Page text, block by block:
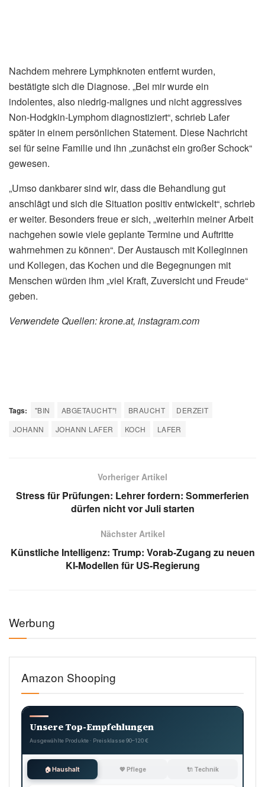
Nachdem mehrere Lymphknoten entfernt wurden,
bestätigte sich die Diagnose. „Bei mir wurde ein
indolentes, also niedrig-malignes und nicht aggressives
Non-Hodgkin-Lymphom diagnostiziert“, schrieb Lafer
später in einem persönlichen Statement. Diese Nachricht
sei für seine Familie und ihn „zunächst ein großer Schock“
gewesen.
„Umso dankbarer sind wir, dass die Behandlung gut
anschlägt und sich die Situation positiv entwickelt“, schrieb
er weiter. Besonders freue er sich, „weiterhin meiner Arbeit
nachgehen sowie viele geplante Termine und Auftritte
wahrnehmen zu können“. Der Austausch mit Kolleginnen
und Kollegen, das Kochen und die Begegnungen mit
Menschen würden ihm „viel Kraft, Zuversicht und Freude“
geben.
Verwendete Quellen: krone.at, instagram.com
Tags: "BIN ABGETAUCHT"! BRAUCHT
DERZEIT
JOHANN
JOHANN LAFER KOCH LAFER
Vorheriger Artikel
Stress für Prüfungen: Lehrer fordern: Sommerferien
dürfen nicht vor Juli starten
Nächster Artikel
Künstliche Intelligenz: Trump: Vorab-Zugang zu neuen
KI-Modellen für US-Regierung
Werbung
Amazon Shooping
Unsere Top-Empfehlungen
Ausgewählte Produkte · Preisklasse 90–120 €
🏠 Haushalt 💖 Pflege 🔌 Technik